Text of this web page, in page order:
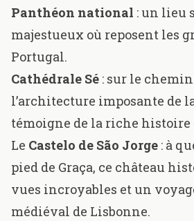
Panthéon national : un lieu
majestueux où reposent les
Portugal.
Cathédrale Sé : sur le
l’architecture imposante de
témoigne de la riche histoire
Le Castelo de São Jorge : à
pied de Graça, ce château
vues incroyables et un
médiéval de Lisbonne.